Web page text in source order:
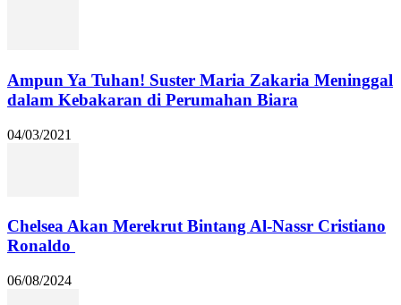
Ampun Ya Tuhan! Suster Maria Zakaria Meninggal
dalam Kebakaran di Perumahan Biara
04/03/2021
Chelsea Akan Merekrut Bintang Al-Nassr Cristiano
Ronaldo
06/08/2024